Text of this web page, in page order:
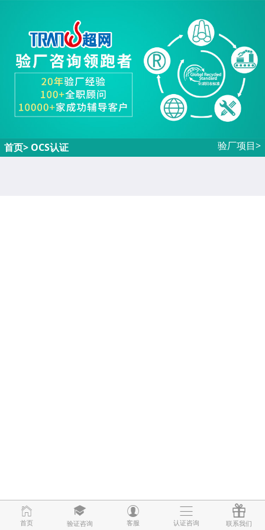
首页 验证咨询 客服 认证咨询 联系我们
首页> OCS认证 验厂项目>
首页 验证咨询 客服 认证咨询 联系我们